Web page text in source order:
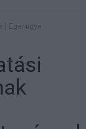
| Eger ügye